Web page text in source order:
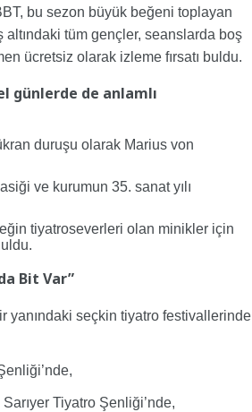
bu sezon büyük beğeni toplayan
tüm gençler, seanslarda boş
ücretsiz olarak izleme fırsatı buldu.
günlerde de anlamlı
duruşu olarak Marius von
ve kurumun 35. sanat yılı
tiyatroseverleri olan minikler için
Bit Var”
yanındaki seçkin tiyatro festivallerinde
Tiyatro Şenliği’nde,